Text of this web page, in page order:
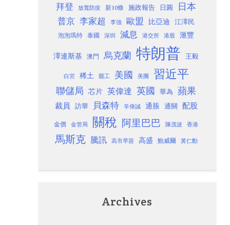
拜登 放寬防疫 新10條 施政報告 日圓 日本
普京 李家超 李強 歐盟 比亞迪 江澤民
泡泡瑪特 泰國 深圳 減息 港交所 港股 滙豐
澤連斯基 澳門 烏克蘭 特朗普 王毅
白宮 稀土 罷工 美國 美團 習近平
聯儲局 芯片 英偉達 英國 華為 蘋果
裁員 訪華 貝森特 辛偉誠 通脹 通關 配股
金價 金管局 關稅 阿里巴巴 陳茂波 香港
馬斯克 騰訊 高市早苗 高盛 鮑威爾 黃仁勳
Archives